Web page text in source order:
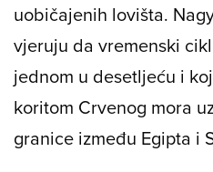
uobičajenih lovišta.
vjeruju da vremenski
jednom u desetljeću i
koritom Crvenog mora
granice između Egipta i